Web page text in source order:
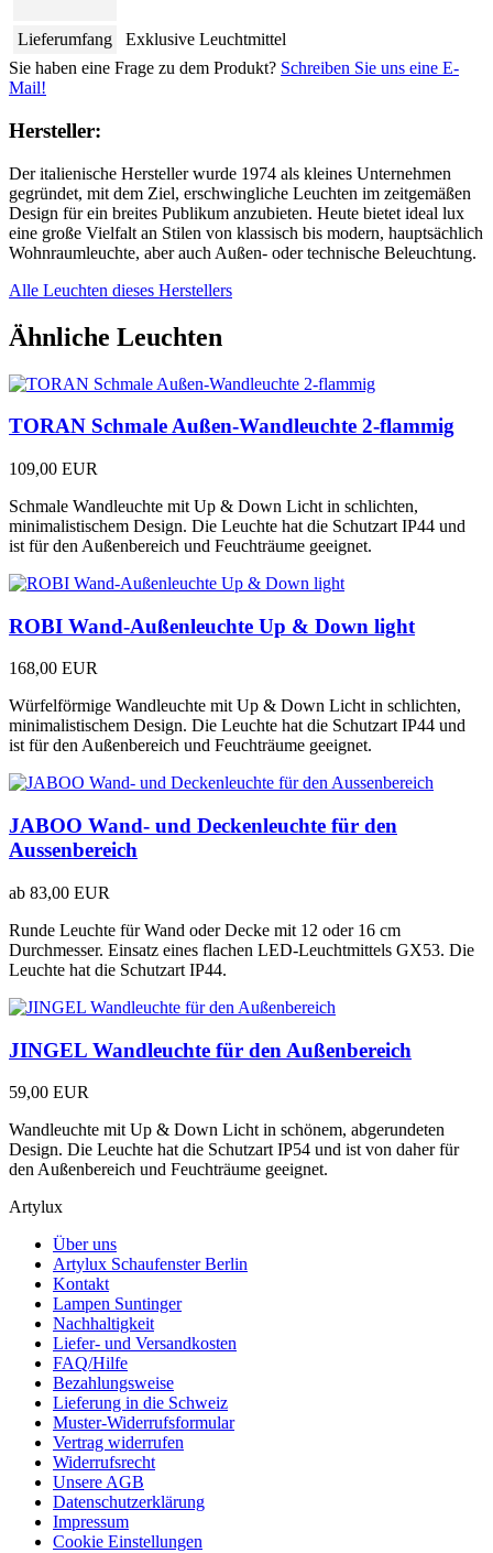
Lieferumfang
Exklusive Leuchtmittel
Sie haben eine Frage zu dem Produkt? Schreiben Sie uns eine E-
Mail!
Hersteller:
Der italienische Hersteller wurde 1974 als kleines Unternehmen
gegründet, mit dem Ziel, erschwingliche Leuchten im zeitgemäßen
Design für ein breites Publikum anzubieten. Heute bietet ideal lux
eine große Vielfalt an Stilen von klassisch bis modern, hauptsächlich
Wohnraumleuchte, aber auch Außen- oder technische Beleuchtung.
Alle Leuchten dieses Herstellers
Ähnliche Leuchten
TORAN Schmale Außen-Wandleuchte 2-flammig
109,00 EUR
Schmale Wandleuchte mit Up & Down Licht in schlichten,
minimalistischem Design. Die Leuchte hat die Schutzart IP44 und
ist für den Außenbereich und Feuchträume geeignet.
ROBI Wand-Außenleuchte Up & Down light
168,00 EUR
Würfelförmige Wandleuchte mit Up & Down Licht in schlichten,
minimalistischem Design. Die Leuchte hat die Schutzart IP44 und
ist für den Außenbereich und Feuchträume geeignet.
JABOO Wand- und Deckenleuchte für den
Aussenbereich
ab 83,00 EUR
Runde Leuchte für Wand oder Decke mit 12 oder 16 cm
Durchmesser. Einsatz eines flachen LED-Leuchtmittels GX53. Die
Leuchte hat die Schutzart IP44.
JINGEL Wandleuchte für den Außenbereich
59,00 EUR
Wandleuchte mit Up & Down Licht in schönem, abgerundeten
Design. Die Leuchte hat die Schutzart IP54 und ist von daher für
den Außenbereich und Feuchträume geeignet.
Artylux
Über uns
Artylux Schaufenster Berlin
Kontakt
Lampen Suntinger
Nachhaltigkeit
Liefer- und Versandkosten
FAQ/Hilfe
Bezahlungsweise
Lieferung in die Schweiz
Muster-Widerrufsformular
Vertrag widerrufen
Widerrufsrecht
Unsere AGB
Datenschutzerklärung
Impressum
Cookie Einstellungen